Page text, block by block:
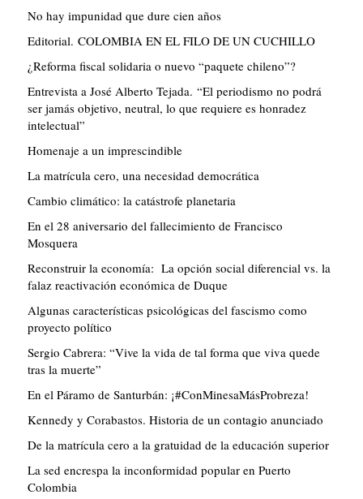
No hay impunidad que dure cien años
Editorial. COLOMBIA EN EL FILO DE UN CUCHILLO
¿Reforma fiscal solidaria o nuevo “paquete chileno”?
Entrevista a José Alberto Tejada. “El periodismo no podrá
ser jamás objetivo, neutral, lo que requiere es honradez
intelectual”
Homenaje a un imprescindible
La matrícula cero, una necesidad democrática
Cambio climático: la catástrofe planetaria
En el 28 aniversario del fallecimiento de Francisco
Mosquera
Reconstruir la economía: La opción social diferencial vs. la
falaz reactivación económica de Duque
Algunas características psicológicas del fascismo como
proyecto político
Sergio Cabrera: “Vive la vida de tal forma que viva quede
tras la muerte”
En el Páramo de Santurbán: ¡#ConMinesaMásProbreza!
Kennedy y Corabastos. Historia de un contagio anunciado
De la matrícula cero a la gratuidad de la educación superior
La sed encrespa la inconformidad popular en Puerto
Colombia